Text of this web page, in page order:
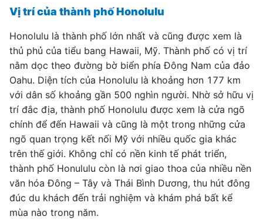
Vị trí của thành phố Honolulu
Honolulu là thành phố lớn nhất và cũng được xem là
thủ phủ của tiểu bang Hawaii, Mỹ. Thành phố có vị trí
nằm dọc theo đường bờ biển phía Đông Nam của đảo
Oahu. Diện tích của Honolulu là khoảng hơn 177 km
với dân số khoảng gần 500 nghìn người. Nhờ sở hữu vị
trí đắc địa, thành phố Honolulu được xem là cửa ngõ
chính để đến Hawaii và cũng là một trong những cửa
ngõ quan trọng kết nối Mỹ với nhiều quốc gia khác
trên thế giới. Không chỉ có nền kinh tế phát triển,
thành phố Honululu còn là nơi giao thoa của nhiều nền
văn hóa Đông – Tây và Thái Bình Dương, thu hút đông
đúc du khách đến trải nghiệm và khám phá bất kể
mùa nào trong năm.